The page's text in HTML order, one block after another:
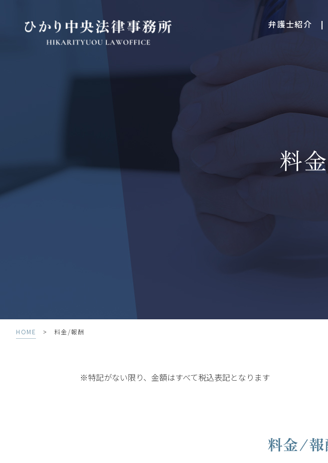
弁護士紹介
料
HOME > 料金/報酬
※特記がない限り、金額はすべて税込表記となります
料金/報